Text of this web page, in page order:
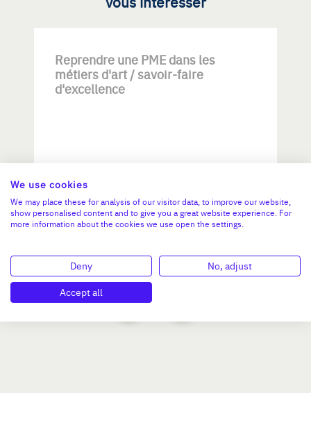
Reprendre une PME dans les
métiers d'art / savoir-faire
d'excellence
Investissement max:
>2 M€ et <= 5 M€
We use cookies
We may place these for analysis of our visitor data, to improve our website,
show personalised content and to give you a great website experience. For
more information about the cookies we use open the settings.
Deny
No, adjust
Accept all